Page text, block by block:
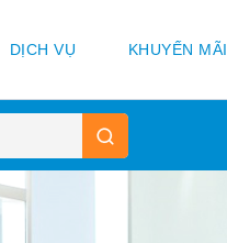
DỊCH VỤ KHUYẾN MÃI